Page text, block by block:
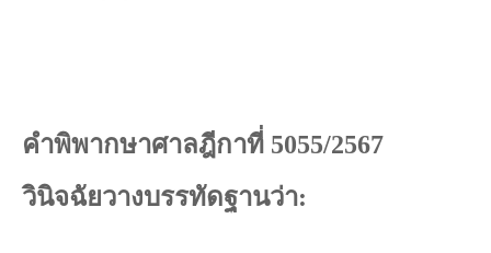
คำพิพากษาศาลฎีกาที่ 5055/2567
วินิจฉัยวางบรรทัดฐานว่า: